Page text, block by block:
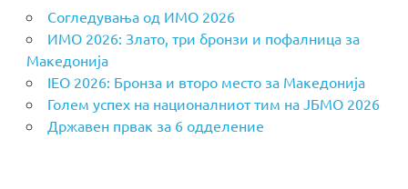
Согледувања од ИМО 2026
ИМО 2026: Злато, три бронзи и пофалница за
Македонија
IEO 2026: Бронза и второ место за Македонија
Голем успех на националниот тим на ЈБМО 2026
Државен првак за 6 одделение